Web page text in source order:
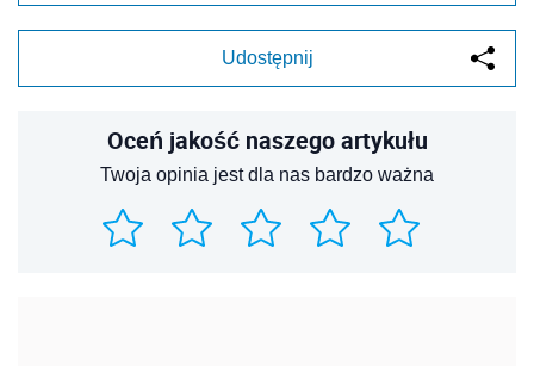
Udostępnij
Oceń jakość naszego artykułu
Twoja opinia jest dla nas bardzo ważna